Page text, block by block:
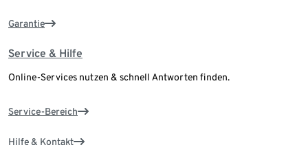
Garantie
Service & Hilfe
Online-Services nutzen & schnell Antworten finden.
Service-Bereich
Hilfe & Kontakt